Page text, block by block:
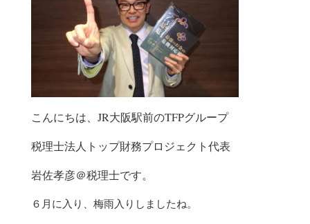
こんにちは、JR大阪駅前のTFPグループ
税理士法人トップ財務プロジェクト代表
岩佐孝彦＠税理士です。
６月に入り、梅雨入りしましたね。